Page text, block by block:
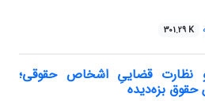
301.29 K
و نظارت قضاییِ اشخاص حقوقی؛
بزه‌دیده